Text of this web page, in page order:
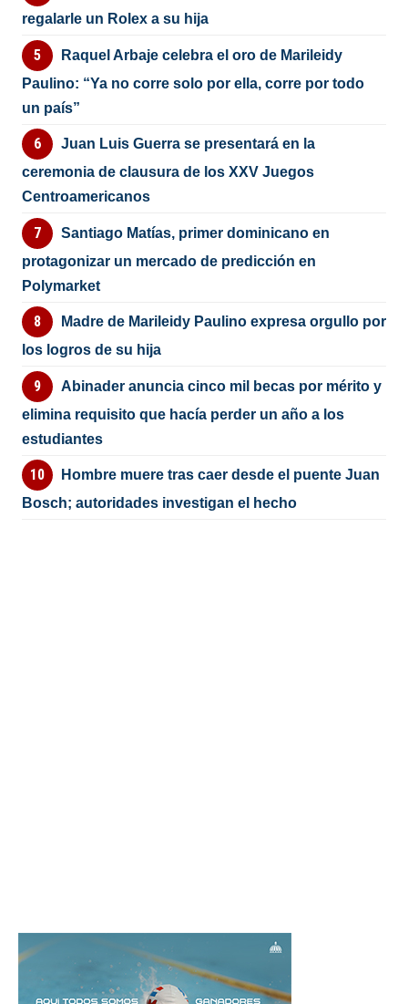
regalarle un Rolex a su hija
Raquel Arbaje celebra el oro de Marileidy
Paulino: “Ya no corre solo por ella, corre por todo
un país”
Juan Luis Guerra se presentará en la
ceremonia de clausura de los XXV Juegos
Centroamericanos
Santiago Matías, primer dominicano en
protagonizar un mercado de predicción en
Polymarket
Madre de Marileidy Paulino expresa orgullo por
los logros de su hija
Abinader anuncia cinco mil becas por mérito y
elimina requisito que hacía perder un año a los
estudiantes
Hombre muere tras caer desde el puente Juan
Bosch; autoridades investigan el hecho